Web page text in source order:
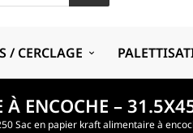
/ CERCLAGE
À ENCOCHE –
Sac en papier kraft alimentaire à